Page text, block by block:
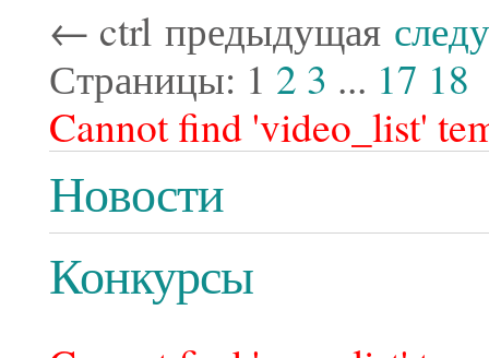
← ctrl предыдущая
Страницы: 1 2 3 ... 17 18
Cannot find 'video_list'
Новости
Конкурсы